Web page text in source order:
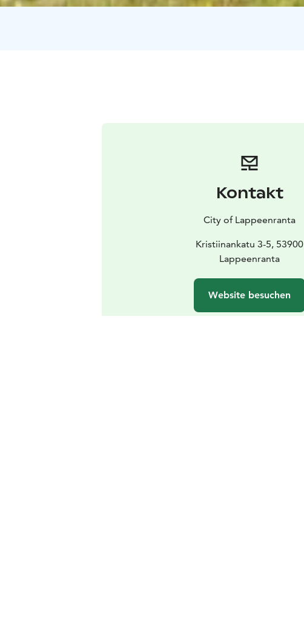
Kontakt
City of Lappeenranta
Kristiinankatu 3-5, 53900
Lappeenranta
Website besuchen